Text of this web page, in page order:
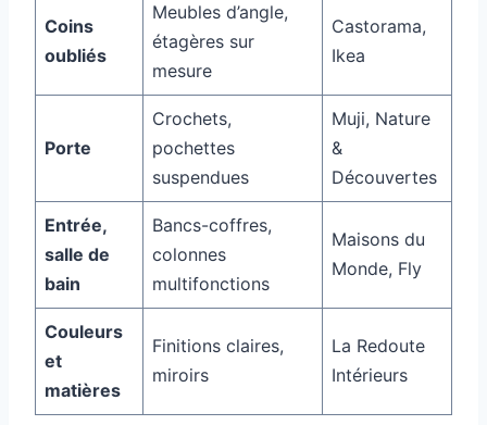
Coins
oubliés
Meubles d’angle,
étagères sur
mesure
Castorama,
Ikea
Porte
Crochets,
pochettes
suspendues
Muji, Nature
&
Découvertes
Entrée,
salle de
bain
Bancs-coffres,
colonnes
multifonctions
Maisons du
Monde, Fly
Couleurs
et
matières
Finitions claires,
miroirs
La Redoute
Intérieurs